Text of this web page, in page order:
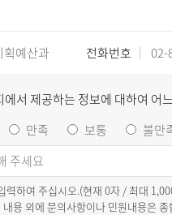
획예산과 전화번호 02-
에서 제공하는 정보에 대하여 어
만족 보통 불만
력하여 주십시오.(현재0자 / 최대
내용 외에 문의사항이나 민원내용은